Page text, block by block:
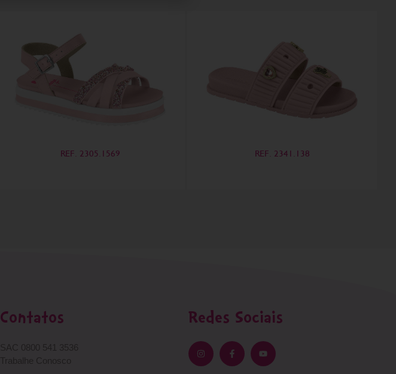
REF. 2305.1569 REF. 2341.138
Contatos Redes Sociais